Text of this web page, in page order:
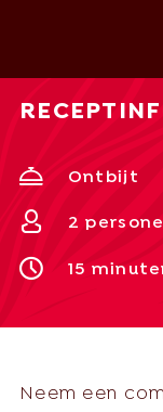
Ontbijt
2
15
Neem een